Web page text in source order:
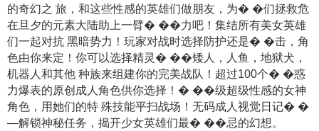
的奇幻之 旅，和这些性感的英雄们做朋友，为� �们拯救危
在旦夕的元素大陆助上一臂� ��力吧！集结所有美女英雄
们一起对抗 黑暗势力！玩家对战时选择防护还是� �击，角
色由你来定！你可以选择精灵� ��矮人，人鱼，地狱犬，
机器人和其他 种族来组建你的完美战队！超过100个� �惑
力爆表的原创成人角色供你选择！� ��级超级性感的女神
角色，用她们的特 殊技能平扫战场！无码成人视觉日记� �
—解锁神秘任务，揭开少女英雄们最� ��忌的幻想。